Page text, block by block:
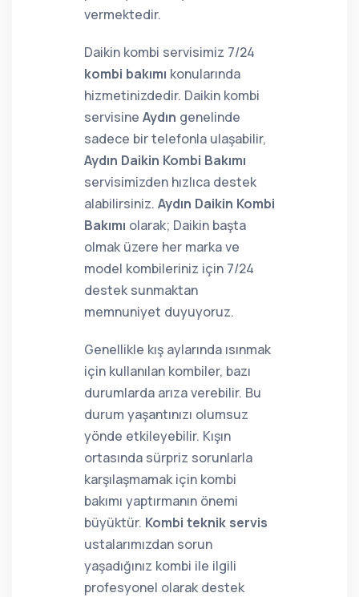
vermektedir.
Daikin kombi servisimiz 7/24
kombi bakımı konularında
hizmetinizdedir. Daikin kombi
servisine Aydın genelinde
sadece bir telefonla ulaşabilir,
Aydın Daikin Kombi Bakımı
servisimizden hızlıca destek
alabilirsiniz. Aydın Daikin Kombi
Bakımı olarak; Daikin başta
olmak üzere her marka ve
model kombileriniz için 7/24
destek sunmaktan
memnuniyet duyuyoruz.
Genellikle kış aylarında ısınmak
için kullanılan kombiler, bazı
durumlarda arıza verebilir. Bu
durum yaşantınızı olumsuz
yönde etkileyebilir. Kışın
ortasında sürpriz sorunlarla
karşılaşmamak için kombi
bakımı yaptırmanın önemi
büyüktür. Kombi teknik servis
ustalarımızdan sorun
yaşadığınız kombi ile ilgili
profesyonel olarak destek